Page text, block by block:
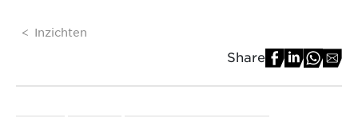
Inzichten
Share